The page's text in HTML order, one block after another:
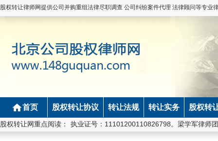
股权转让律师网提供公司并购重组法律尽职调查 公司纠纷案件代理 法律顾问等专业
首页 股权转让协议 转让法规 转让实务 股权转
股权转让网重点阅读：
律师事务所律师，执业证号：11101200110826798。梁学军律师团